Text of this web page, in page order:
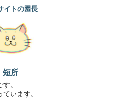
イトの園長
短所
。
います。